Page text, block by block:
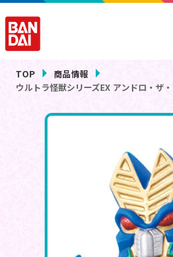
TOP
商品情報
ウルトラ怪獣シリーズEX アンドロ・ザ